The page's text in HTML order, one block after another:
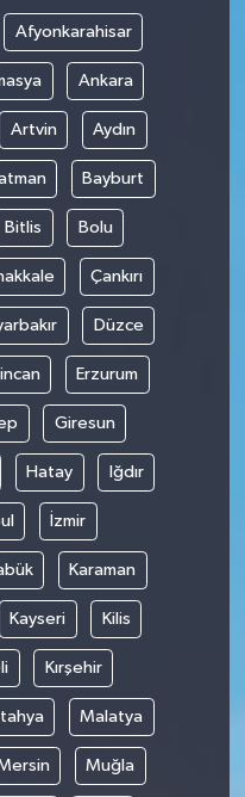
Afyonkarahisar
Ankara
Artvin Aydın
Bayburt
Bitlis Bolu
Çankırı
Düzce
Erzurum
Giresun
Hatay Iğdır
İzmir
Karaman
Kayseri Kilis
Kırşehir
Malatya
Muğla